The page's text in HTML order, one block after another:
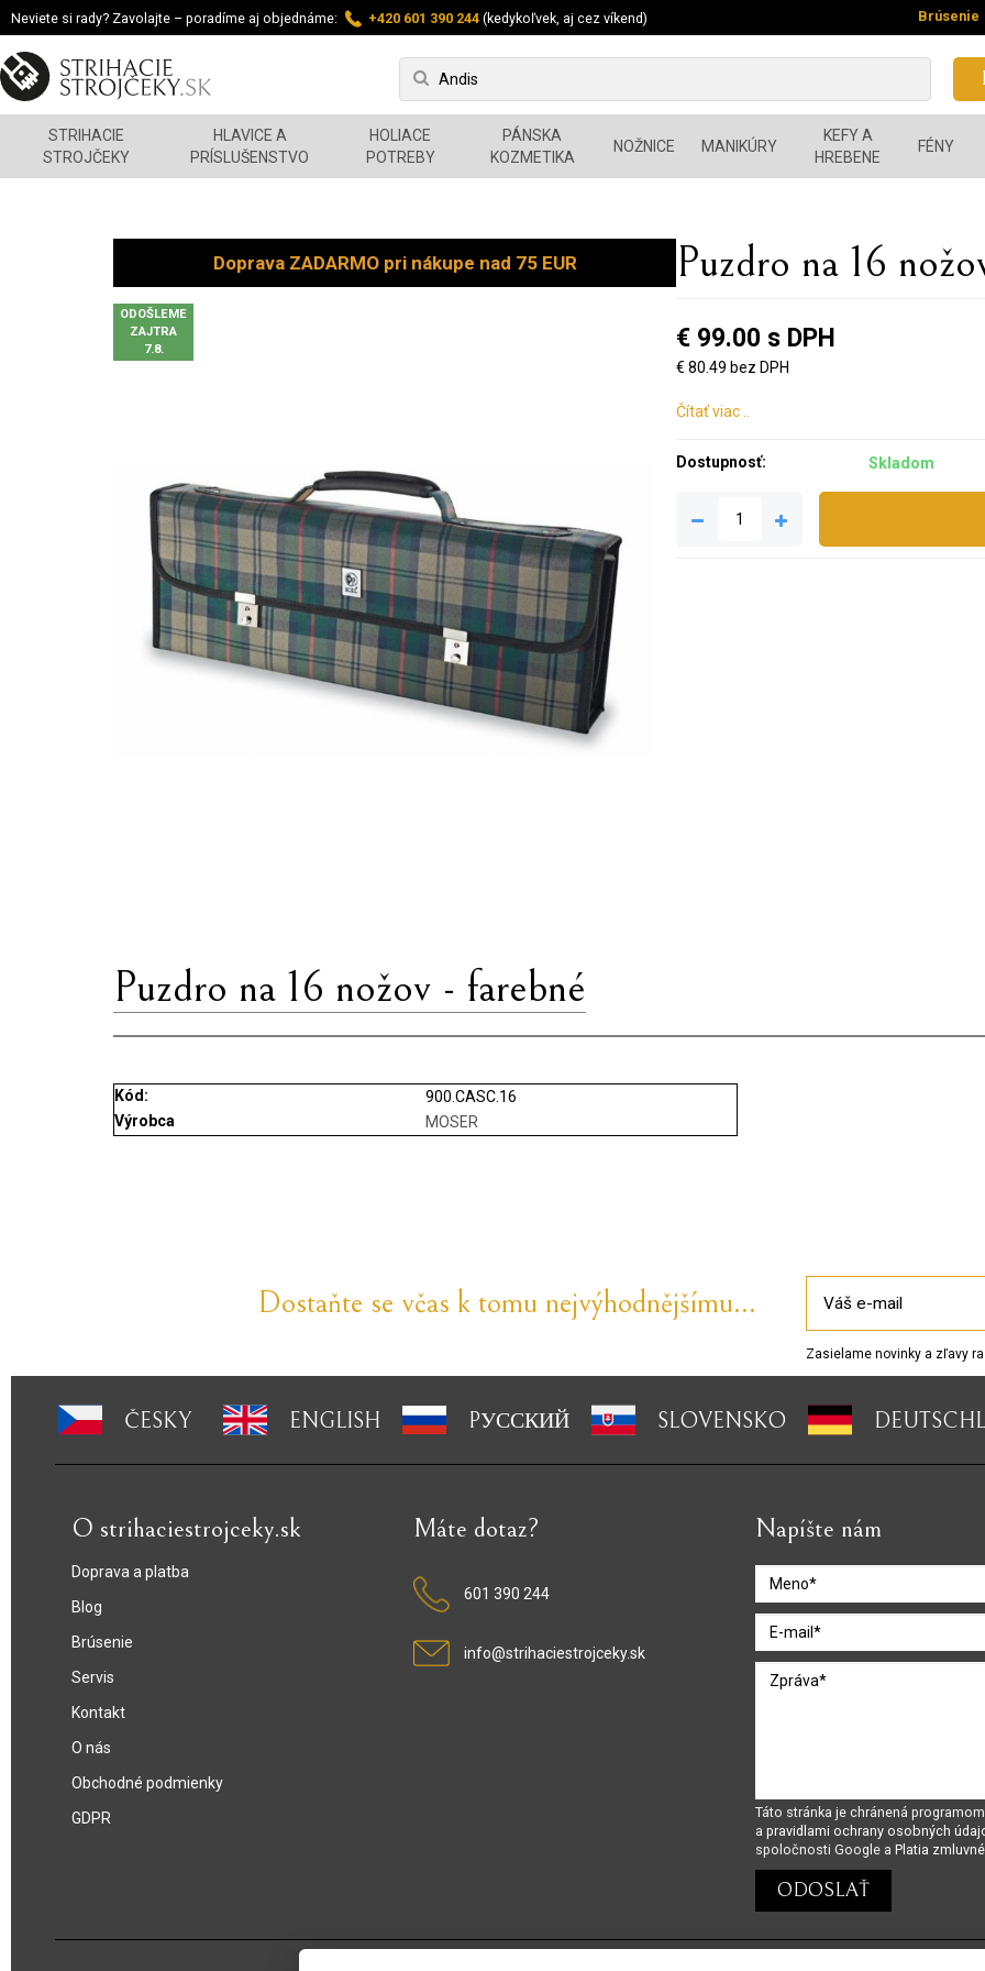
Neviete si rady? Zavolajte – poradíme aj objednáme: +420 601 390 244 (kedykoľvek, aj cez víkend) Brúsenie
STRIHACIE
STROJČEKY
HLAVICE A
PRÍSLUŠENSTVO
HOLIACE
POTREBY
PÁNSKA
KOZMETIKA
NOŽNICE MANIKÚRY
KEFY A
HREBENE
FÉNY
Doprava ZADARMO pri nákupe nad 75 EUR
ODOŠLEME
ZAJTRA
7.8.
Puzdro na 16
€ 99.00 s DPH
€ 80.49 bez DPH
Čítať viac ..
Dostupnosť: Skladom
Puzdro na 16 nožov - farebné
Kód:
900.CASC.16
Výrobca
MOSER
Dostaňte se včas k tomu nejvýhodnějšímu...
Zasielame novinky a zľavy
ČESKY ENGLISH PУССКИЙ SLOVENSKO
O strihaciestrojceky.sk
Doprava a platba
Blog
Brúsenie
Servis
Kontakt
O nás
Obchodné podmienky
GDPR
Máte dotaz?
601 390 244
info@strihaciestrojceky.sk
Napíšte nám
Táto stránka je chránená
a pravidlami ochrany osobných
spoločnosti Google a Platia